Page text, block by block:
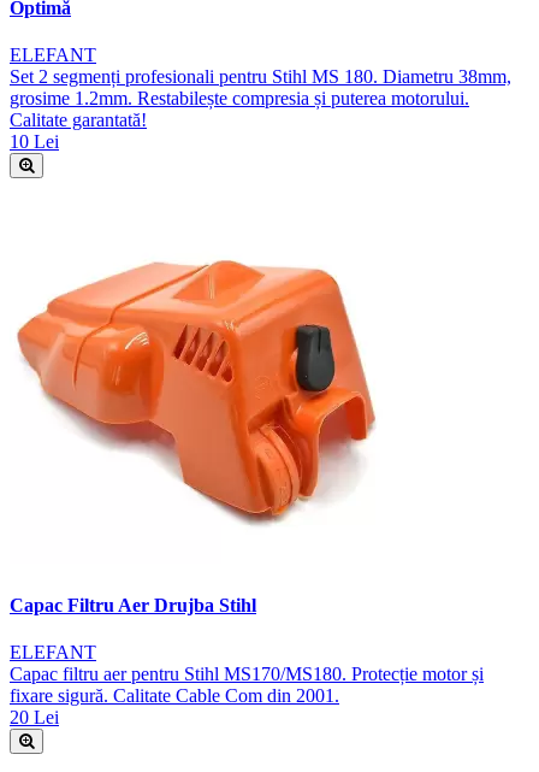
Optimă
ELEFANT
Set 2 segmenți profesionali pentru Stihl MS 180. Diametru 38mm,
grosime 1.2mm. Restabilește compresia și puterea motorului.
Calitate garantată!
10 Lei
Capac Filtru Aer Drujba Stihl
ELEFANT
Capac filtru aer pentru Stihl MS170/MS180. Protecție motor și
fixare sigură. Calitate Cable Com din 2001.
20 Lei